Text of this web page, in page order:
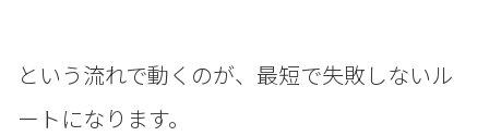
という流れで動くのが、最短で失敗しないル
ートになります。